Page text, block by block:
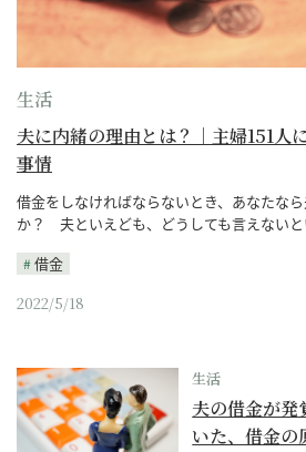
生活
夫に内緒の理由とは？｜主婦151人
事情
借金をしなければならないとき、あなたな
か？ 夫といえども、どうしても言えない
借金
2022/5/18
生活
夫の借金が
いた、借金